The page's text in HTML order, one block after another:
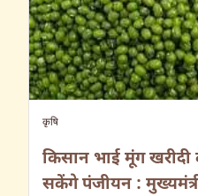
कृषि
किसान भाई मूंग
सकेंगे पंजीयन :